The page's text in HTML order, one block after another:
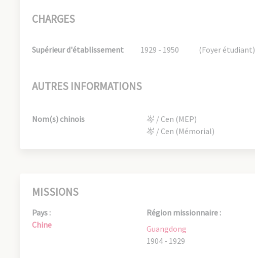
CHARGES
Supérieur d'établissement 1929 - 1950 (Foyer étudiant)
AUTRES INFORMATIONS
Nom(s) chinois
岑 / Cen (MEP)
岑 / Cen (Mémorial)
MISSIONS
Pays :
Chine
Région missionnaire :
Guangdong
1904 - 1929